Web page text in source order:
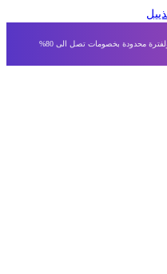
بخصومات تصل الى 80%